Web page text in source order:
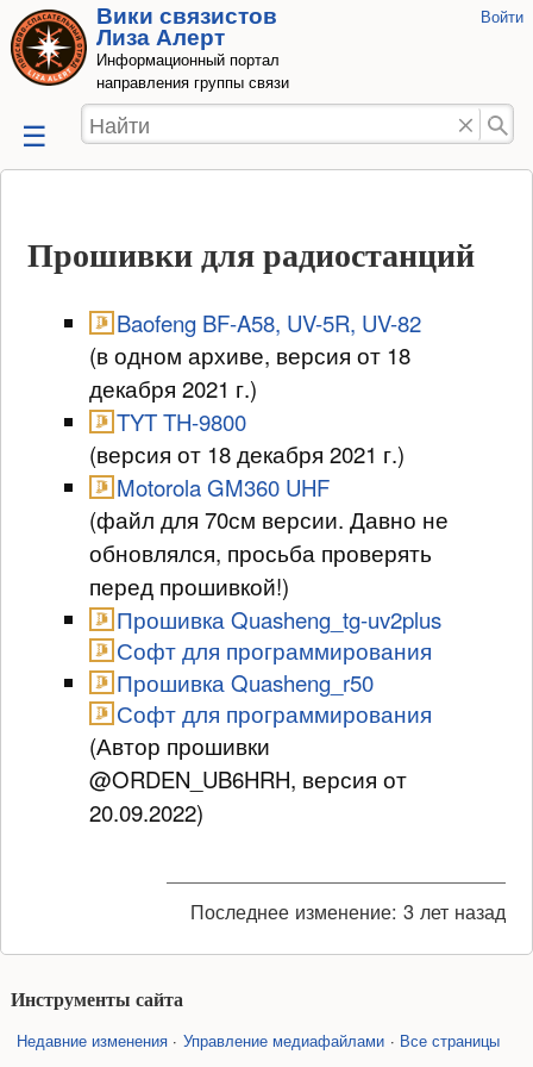
Перейти к
содержанию
Вики связистов
Лиза Алерт
Информационный портал
направления группы связи
Войти
Найти
Прошивки для радиостанций
Baofeng BF-A58, UV-5R, UV-82
(в одном архиве, версия от 18
декабря 2021 г.)
TYT TH-9800
(версия от 18 декабря 2021 г.)
Motorola GM360 UHF
(файл для 70см версии. Давно не
обновлялся, просьба проверять
перед прошивкой!)
Прошивка Quasheng_tg-uv2plus
Софт для программирования
Прошивка Quasheng_r50
Софт для программирования
(Автор прошивки
@ORDEN_UB6HRH, версия от
20.09.2022)
Последнее изменение: 3 лет назад
Инструменты сайта
Недавние изменения Управление медиафайлами Все страницы